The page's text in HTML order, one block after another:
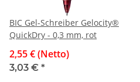
BIC Gel-Schreiber Gelocity®
QuickDry - 0,3 mm, rot
2,55 € (Netto)
3,03 € *